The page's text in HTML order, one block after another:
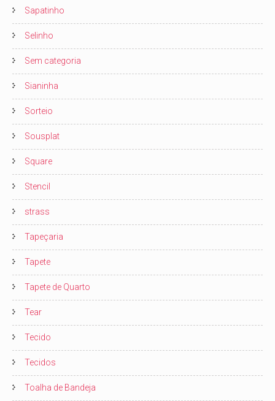
Sapatinho
Selinho
Sem categoria
Sianinha
Sorteio
Sousplat
Square
Stencil
strass
Tapeçaria
Tapete
Tapete de Quarto
Tear
Tecido
Tecidos
Toalha de Bandeja